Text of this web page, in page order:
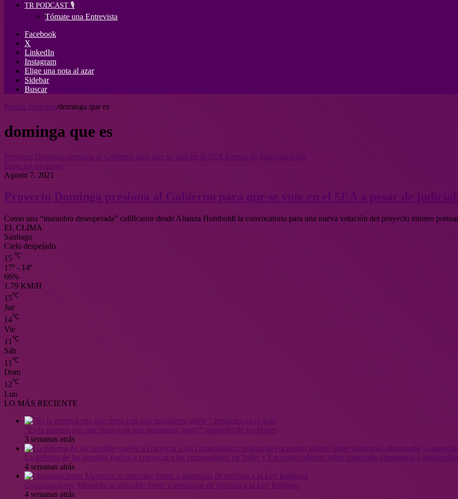
TR PODCAST 🎙️
Tómate una Entrevista
Facebook
X
LinkedIn
Instagram
Elige una nota al azar
Sidebar
Buscar
Página Principal /dominga que es
dominga que es
Proyecto Dominga presiona al Gobierno para que se vote en el SEA a pesar de judicialización
Especies en riesgo
Agosto 7, 2021
Proyecto Dominga presiona al Gobierno para que se vote en el SEA a pesar de
Como una “maniobra desesperada” calificaron desde Alianza Humboldt la convocatoria para una nueva votación del proyecto minero
EL CLIMA
Santiago
Cielo despejado
15 ℃
17º - 14º
66%
1.79 KM/H
15℃
Jue
14℃
Vie
11 ℃
Sáb
11 ℃
Dom
12℃
Lun
LO MÁS RECIENTE
“Es la primera vez que riego con una manguera, profe”: aprender de los brotes
3 semanas atrás
La defensa de las semillas vuelve a convocar a las comunidades en Taller y Encuentro abierto sobre soberanía alimentaria y
4 semanas atrás
Organizaciones Mapuche se articulan frente a amenazas de reforma a la Ley Indígena
4 semanas atrás